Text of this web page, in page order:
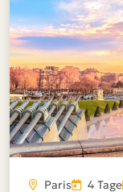
Paris 4 Tage